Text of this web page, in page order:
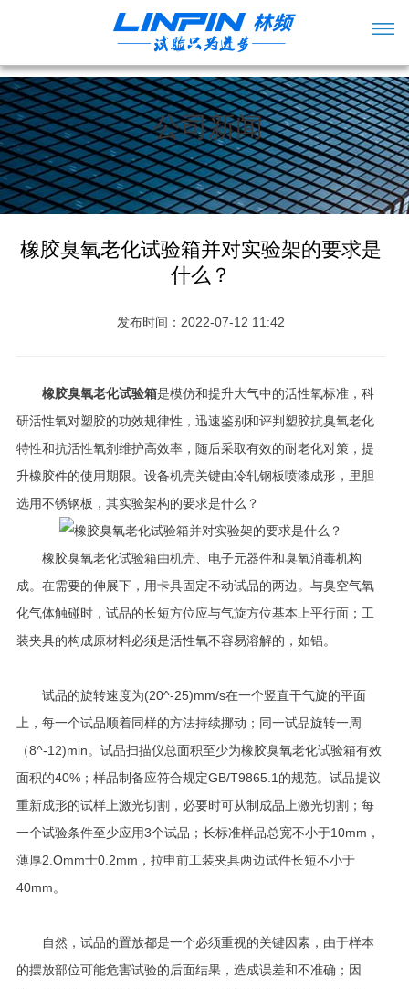
公司新闻
橡胶臭氧老化试验箱并对实验架的要求是
什么？
发布时间：2022-07-12 11:42
橡胶臭氧老化试验箱是模仿和提升大气中的活性氧标准，科
研活性氧对塑胶的功效规律性，迅速鉴别和评判塑胶抗臭氧老化
特性和抗活性氧剂维护高效率，随后采取有效的耐老化对策，提
升橡胶件的使用期限。设备机壳关键由冷轧钢板喷漆成形，里胆
选用不锈钢板，其实验架构的要求是什么？
橡胶臭氧老化试验箱由机壳、电子元器件和臭氧消毒机构
成。在需要的伸展下，用卡具固定不动试品的两边。与臭空气氧
化气体触碰时，试品的长短方位应与气旋方位基本上平行面；工
装夹具的构成原材料必须是活性氧不容易溶解的，如铝。
试品的旋转速度为(20^-25)mm/s在一个竖直干气旋的平面
上，每一个试品顺着同样的方法持续挪动；同一试品旋转一周
（8^-12)min。试品扫描仪总面积至少为橡胶臭氧老化试验箱有效
面积的40%；样品制备应符合规定GB/T9865.1的规范。试品提议
重新成形的试样上激光切割，必要时可从制成品上激光切割；每
一个试验条件至少应用3个试品；长标准样品总宽不小于10mm，
薄厚2.Omm士0.2mm，拉申前工装夹具两边试件长短不小于
40mm。
自然，试品的置放都是一个必须重视的关键因素，由于样本
的摆放部位可能危害试验的后面结果，造成误差和不准确；因